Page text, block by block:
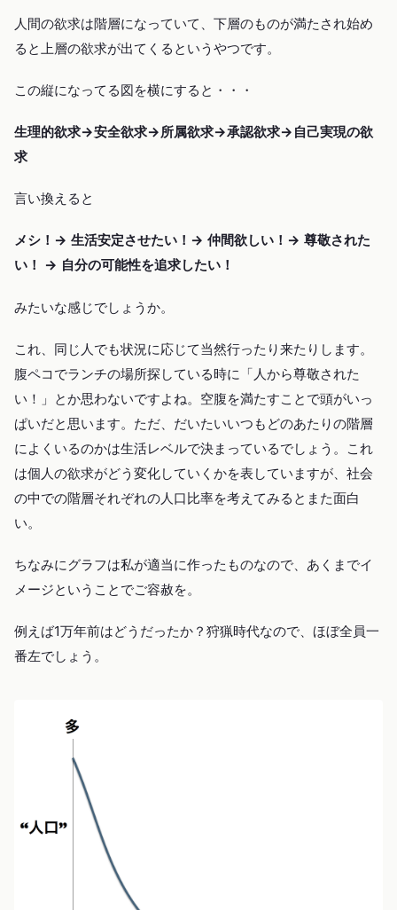
人間の欲求は階層になっていて、下層のものが満たされ始め
ると上層の欲求が出てくるというやつです。
この縦になってる図を横にすると・・・
生理的欲求→安全欲求→所属欲求→承認欲求→自己実現の欲
求
言い換えると
メシ！→ 生活安定させたい！→ 仲間欲しい！→ 尊敬された
い！ → 自分の可能性を追求したい！
みたいな感じでしょうか。
これ、同じ人でも状況に応じて当然行ったり来たりします。
腹ペコでランチの場所探している時に「人から尊敬された
い！」とか思わないですよね。空腹を満たすことで頭がいっ
ぱいだと思います。ただ、だいたいいつもどのあたりの階層
によくいるのかは生活レベルで決まっているでしょう。これ
は個人の欲求がどう変化していくかを表していますが、社会
の中での階層それぞれの人口比率を考えてみるとまた面白
い。
ちなみにグラフは私が適当に作ったものなので、あくまでイ
メージということでご容赦を。
例えば1万年前はどうだったか？狩猟時代なので、ほぼ全員一
番左でしょう。